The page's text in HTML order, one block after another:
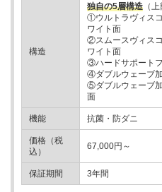
構造
独自の5層構造 （
①ウルトラヴィス
ワイト面
②スムースヴィス
ワイト面
③ハードサポート
④ダブルウェーブ
⑤ダブルウェーブ
面
機能 抗菌・防ダニ
価格（税
込）
67,000円～
保証期間 3年間